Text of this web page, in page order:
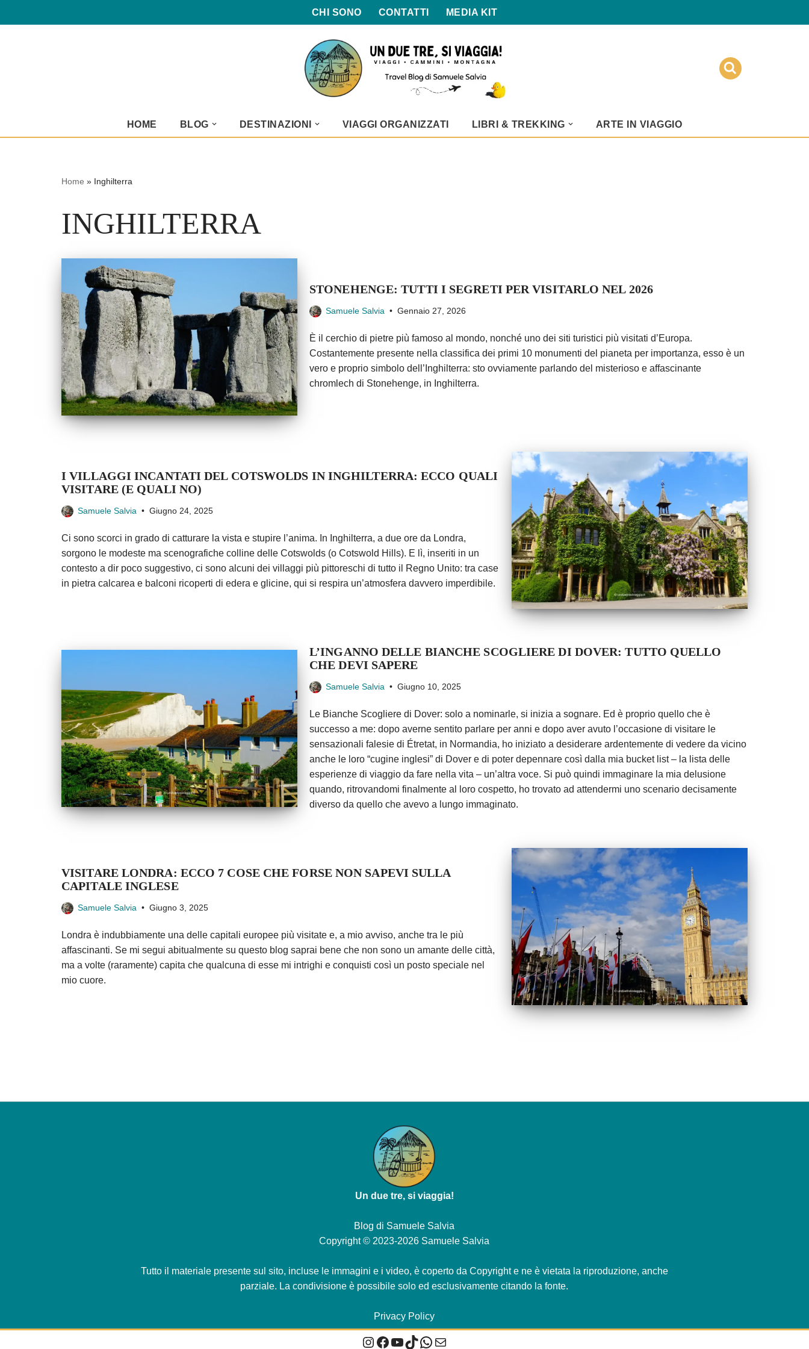
CHI SONO CONTATTI MEDIA KIT
HOME BLOG DESTINAZIONI VIAGGI ORGANIZZATI LIBRI & TREKKING ARTE IN VIAGGIO
Home » Inghilterra
INGHILTERRA
STONEHENGE: TUTTI I SEGRETI PER VISITARLO NEL 2026
Samuele Salvia Gennaio 27, 2026
È il cerchio di pietre più famoso al mondo, nonché uno dei siti turistici più visitati d’Europa.
Costantemente presente nella classifica dei primi 10 monumenti del pianeta per importanza, esso è un
vero e proprio simbolo dell’Inghilterra: sto ovviamente parlando del misterioso e affascinante
chromlech di Stonehenge, in Inghilterra.
I VILLAGGI INCANTATI DEL COTSWOLDS IN INGHILTERRA: ECCO QUALI
VISITARE (E QUALI NO)
Samuele Salvia Giugno 24, 2025
Ci sono scorci in grado di catturare la vista e stupire l’anima. In Inghilterra, a due ore da Londra,
sorgono le modeste ma scenografiche colline delle Cotswolds (o Cotswold Hills). E lì, inseriti in un
contesto a dir poco suggestivo, ci sono alcuni dei villaggi più pittoreschi di tutto il Regno Unito: tra case
in pietra calcarea e balconi ricoperti di edera e glicine, qui si respira un’atmosfera davvero imperdibile.
L’INGANNO DELLE BIANCHE SCOGLIERE DI DOVER: TUTTO QUELLO
CHE DEVI SAPERE
Samuele Salvia Giugno 10, 2025
Le Bianche Scogliere di Dover: solo a nominarle, si inizia a sognare. Ed è proprio quello che è
successo a me: dopo averne sentito parlare per anni e dopo aver avuto l’occasione di visitare le
sensazionali falesie di Étretat, in Normandia, ho iniziato a desiderare ardentemente di vedere da vicino
anche le loro “cugine inglesi” di Dover e di poter depennare così dalla mia bucket list – la lista delle
esperienze di viaggio da fare nella vita – un’altra voce. Si può quindi immaginare la mia delusione
quando, ritrovandomi finalmente al loro cospetto, ho trovato ad attendermi uno scenario decisamente
diverso da quello che avevo a lungo immaginato.
VISITARE LONDRA: ECCO 7 COSE CHE FORSE NON SAPEVI SULLA
CAPITALE INGLESE
Samuele Salvia Giugno 3, 2025
Londra è indubbiamente una delle capitali europee più visitate e, a mio avviso, anche tra le più
affascinanti. Se mi segui abitualmente su questo blog saprai bene che non sono un amante delle città,
ma a volte (raramente) capita che qualcuna di esse mi intrighi e conquisti così un posto speciale nel
mio cuore.
Un due tre, si viaggia!
Blog di Samuele Salvia
Copyright © 2023-2026 Samuele Salvia
Tutto il materiale presente sul sito, incluse le immagini e i video, è coperto da Copyright e ne è vietata la riproduzione, anche
parziale. La condivisione è possibile solo ed esclusivamente citando la fonte.
Privacy Policy